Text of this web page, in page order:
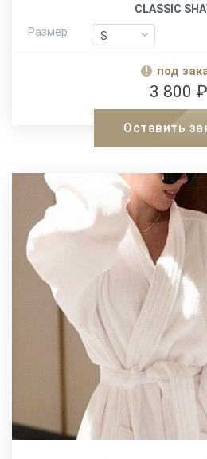
CLASSIC
Размер
S
S
под
3 800 ₽
Оставить